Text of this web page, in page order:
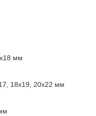
мм
18x19, 20x22 мм